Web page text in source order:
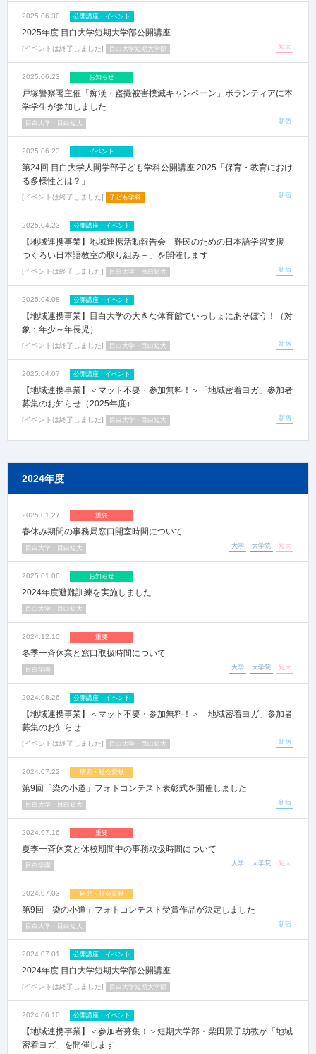
2025.06.30 公開講座・イベント
2025年度 目白大学短期大学部公開講座
イベントは終了しました 短大
目白大学短期大学部
2025.06.23 お知らせ
戸塚警察署主催「痴漢・盗撮被害撲滅キャンペーン」ボランティアに本
学学生が参加しました
新宿
目白大学・目白短大
2025.06.23 イベント
第24回 目白大学人間学部子ども学科公開講座 2025「保育・教育におけ
る多様性とは？」
イベントは終了しました 新宿
子ども学科
2025.04.23 公開講座・イベント
【地域連携事業】地域連携活動報告会「難民のための日本語学習支援－
つくろい日本語教室の取り組み－」を開催します
イベントは終了しました 新宿
目白大学・目白短大
2025.04.08 公開講座・イベント
【地域連携事業】目白大学の大きな体育館でいっしょにあそぼう！（対
象：年少～年長児）
イベントは終了しました 新宿
目白大学・目白短大
2025.04.07 公開講座・イベント
【地域連携事業】＜マット不要・参加無料！＞「地域密着ヨガ」参加者
募集のお知らせ（2025年度）
イベントは終了しました 新宿
目白大学・目白短大
2024年度
2025.01.27 重要
春休み期間の事務局窓口開室時間について
大学 大学院 短大
目白大学・目白短大
2025.01.06 お知らせ
2024年度避難訓練を実施しました
目白大学・目白短大
2024.12.10 重要
冬季一斉休業と窓口取扱時間について
大学 大学院 短大
目白学園
2024.08.26 公開講座・イベント
【地域連携事業】＜マット不要・参加無料！＞「地域密着ヨガ」参加者
募集のお知らせ
イベントは終了しました 新宿
目白大学・目白短大
2024.07.22 研究・社会貢献
第9回「染の小道」フォトコンテスト表彰式を開催しました
新宿
目白大学・目白短大
2024.07.16 重要
夏季一斉休業と休校期間中の事務取扱時間について
大学 大学院 短大
目白学園
2024.07.03 研究・社会貢献
第9回「染の小道」フォトコンテスト受賞作品が決定しました
新宿
目白大学・目白短大
2024.07.01 公開講座・イベント
2024年度 目白大学短期大学部公開講座
イベントは終了しました 目白大学短期大学部
2024.06.10 公開講座・イベント
【地域連携事業】＜参加者募集！＞短期大学部・柴田景子助教が「地域
密着ヨガ」を開催します